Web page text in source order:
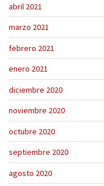
abril 2021
marzo 2021
febrero 2021
enero 2021
diciembre 2020
noviembre 2020
octubre 2020
septiembre 2020
agosto 2020